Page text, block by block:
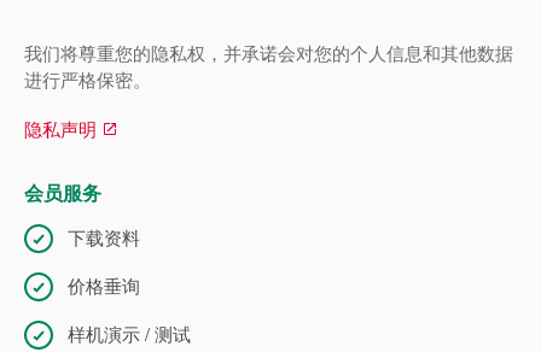
我们将尊重您的隐私权，并承诺会对您的个人信息和其他数据
进行严格保密。
隐私声明
会员服务
下载资料
价格垂询
样机演示 / 测试